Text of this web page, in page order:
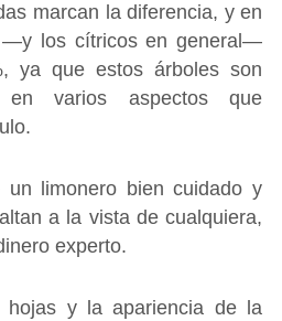
marcan la diferencia, y en
―y los cítricos en general―
ya que estos árboles son
en varios aspectos que
un limonero bien cuidado y
a la vista de cualquiera,
experto.
hojas y la apariencia de la